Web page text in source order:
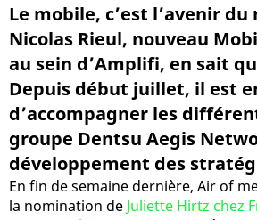
Le mobile, c’est l’avenir
Nicolas Rieul, nouveau
au sein d’Amplifi, en sait
Depuis début juillet, il est
d’accompagner les
groupe Dentsu Aegis
développement des
En fin de semaine dernière, Air of
la nomination de Juliette Hirtz chez